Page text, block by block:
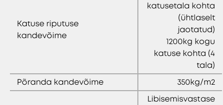
Katuse riputuse
kandevõime
katusetala kohta
(ühtlaselt
jaotatud)
1200kg kogu
katuse kohta (4
tala)
Põranda kandevõime
350kg/m2
Libisemisvastase